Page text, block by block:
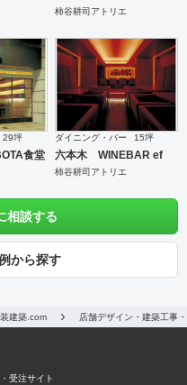
柿谷耕司アトリエ
29坪
食堂
ダイニング・バー 15坪
六本木 WINEBAR ef
柿谷耕司アトリエ
相談する
から探す
建築.com 店舗デザイン・建築工事
受注サイト